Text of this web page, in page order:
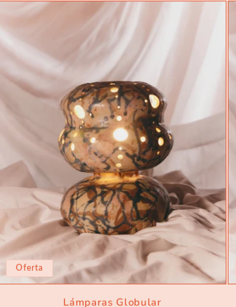
Oferta
Lámparas Globular